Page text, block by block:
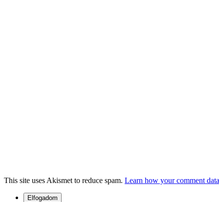
This site uses Akismet to reduce spam. Learn how your comment